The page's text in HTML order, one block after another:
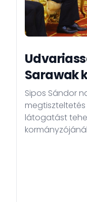
Sarawak
Sipos Sándor
látogatást